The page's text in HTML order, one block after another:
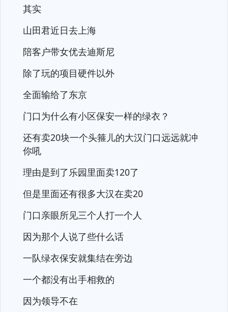
其实
山田君近日去上海
陪客户带女优去迪斯尼
除了玩的项目硬件以外
全面输给了东京
门口为什么有小区保安一样的绿衣？
还有卖20块一个头箍儿的大汉门口远远就冲
你吼
理由是到了乐园里面卖120了
但是里面还有很多大汉在卖20
门口亲眼所见三个人打一个人
因为那个人说了些什么话
一队绿衣保安就集结在旁边
一个都没有出手相救的
因为领导不在